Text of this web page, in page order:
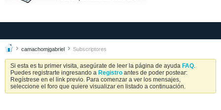
camachomjgabriel Subscriptores
Si esta es tu primer visita, asegúrate de leer la página de ayuda FAQ.
Puedes registrarte ingresando a Registro antes de poder postear:
Regístrese en el link previo. Para comenzar a ver los mensajes,
seleccione el foro que quiere visualizar en listado a continuación.